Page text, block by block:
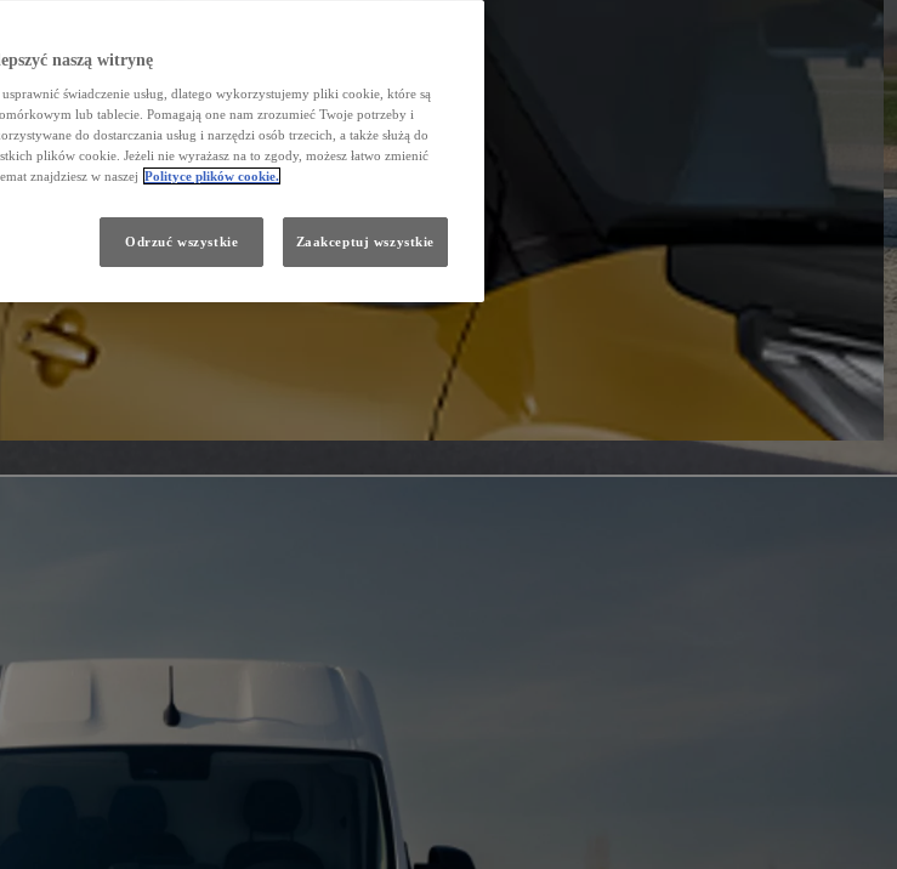
naszą witrynę
świadczenie usług, dlatego wykorzystujemy pliki cookie, które są
lub tablecie. Pomagają one nam zrozumieć Twoje potrzeby i
do dostarczania usług i narzędzi osób trzecich, a także służą do
plików cookie. Jeżeli nie wyrażasz na to zgody, możesz łatwo zmienić
znajdziesz w naszej Polityce plików cookie.
Odrzuć wszystkie Zaakceptuj wszystkie